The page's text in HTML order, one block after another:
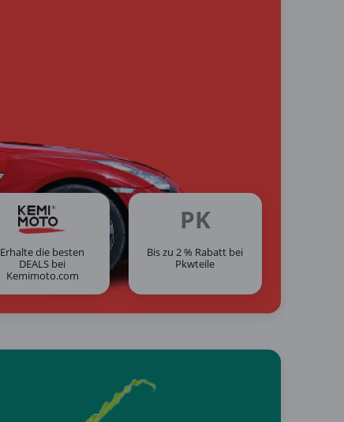
Erhalte die besten
DEALS bei
Kemimoto.com
PK
Bis zu 2 % Rabatt bei
Pkwteile